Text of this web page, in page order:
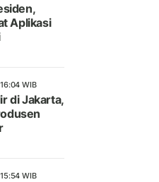
Aplikasi
WIB
di Jakarta,
WIB